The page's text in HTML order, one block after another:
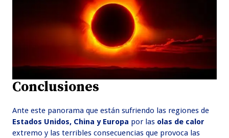
Conclusiones
Ante este panorama que están sufriendo las regiones de
Estados Unidos, China y Europa por las olas de calor
extremo y las terribles consecuencias que provoca las